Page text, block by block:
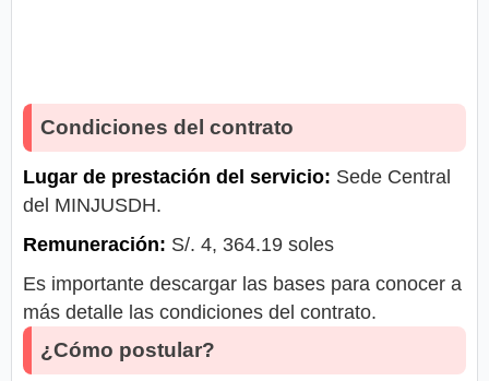
Condiciones del contrato
Lugar de prestación del servicio: Sede Central
del MINJUSDH.
Remuneración: S/. 4, 364.19 soles
Es importante descargar las bases para conocer a
más detalle las condiciones del contrato.
¿Cómo postular?